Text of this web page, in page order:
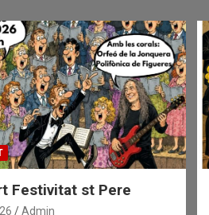
Festivitat st Pere
Admin